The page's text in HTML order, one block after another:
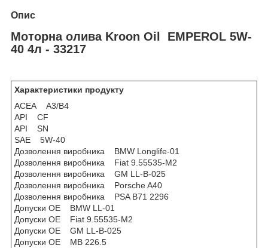
Опис
Моторна олива Kroon Oil EMPEROL 5W-
40 4л - 33217
Характеристики продукту
ACEA A3/B4
API CF
API SN
SAE 5W-40
Дозволення виробника BMW Longlife-01
Дозволення виробника Fiat 9.55535-M2
Дозволення виробника GM LL-B-025
Дозволення виробника Porsche A40
Дозволення виробника PSA B71 2296
Допуски OE BMW LL-01
Допуски OE Fiat 9.55535-M2
Допуски OE GM LL-B-025
Допуски OE MB 226.5